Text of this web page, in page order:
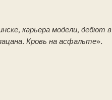
карьера модели, дебют в
Кровь на асфальте».